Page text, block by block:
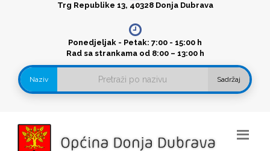
Trg Republike 13, 40328 Donja Dubrava
Ponedjeljak - Petak: 7:00 - 15:00 h
Rad sa strankama od 8:00 – 13:00 h
Naziv Sadržaj